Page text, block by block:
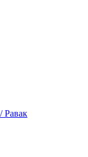
Равак